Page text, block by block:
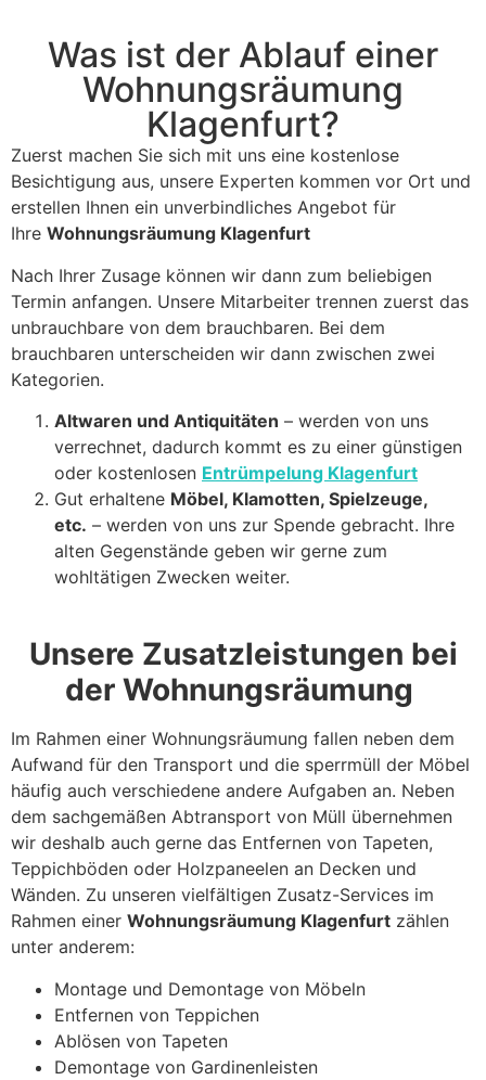
Was ist der Ablauf einer
Wohnungsräumung
Klagenfurt?
Zuerst machen Sie sich mit uns eine kostenlose
Besichtigung aus, unsere Experten kommen vor Ort und
erstellen Ihnen ein unverbindliches Angebot für
Ihre Wohnungsräumung Klagenfurt
Nach Ihrer Zusage können wir dann zum beliebigen
Termin anfangen. Unsere Mitarbeiter trennen zuerst das
unbrauchbare von dem brauchbaren. Bei dem
brauchbaren unterscheiden wir dann zwischen zwei
Kategorien.
Altwaren und Antiquitäten – werden von uns
verrechnet, dadurch kommt es zu einer günstigen
oder kostenlosen Entrümpelung Klagenfurt
Gut erhaltene Möbel, Klamotten, Spielzeuge,
etc. – werden von uns zur Spende gebracht. Ihre
alten Gegenstände geben wir gerne zum
wohltätigen Zwecken weiter.
Unsere Zusatzleistungen bei
der Wohnungsräumung
Im Rahmen einer Wohnungsräumung fallen neben dem
Aufwand für den Transport und die sperrmüll der Möbel
häufig auch verschiedene andere Aufgaben an. Neben
dem sachgemäßen Abtransport von Müll übernehmen
wir deshalb auch gerne das Entfernen von Tapeten,
Teppichböden oder Holzpaneelen an Decken und
Wänden. Zu unseren vielfältigen Zusatz-Services im
Rahmen einer Wohnungsräumung Klagenfurt zählen
unter anderem:
Montage und Demontage von Möbeln
Entfernen von Teppichen
Ablösen von Tapeten
Demontage von Gardinenleisten